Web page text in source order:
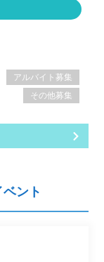
アルバイト募集
その他募集
ント